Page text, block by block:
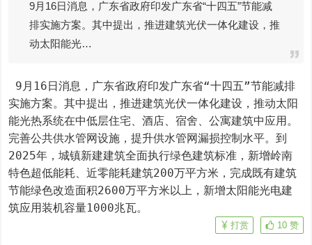
9月16日消息，广东省政府印发广东省“十四五”节能减
排实施方案。其中提出，推进建筑光伏一体化建设，推
动太阳能光…
实施方案。其中提出，推进建筑光伏一体化建设，推动太阳
能光热系统在中低层住宅、酒店、宿舍、公寓建筑中应用。
完善公共供水管网设施，提升供水管网漏损控制水平。到
2025年，城镇新建建筑全面执行绿色建筑标准，新增岭南
特色超低能耗、近零能耗建筑200万平方米，完成既有建筑
节能绿色改造面积2600万平方米以上，新增太阳能光电建
筑应用装机容量1000兆瓦。
10 赞
打赏